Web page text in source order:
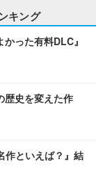
キング
った有料DLC』
歴史を変えた作
作といえば？』結